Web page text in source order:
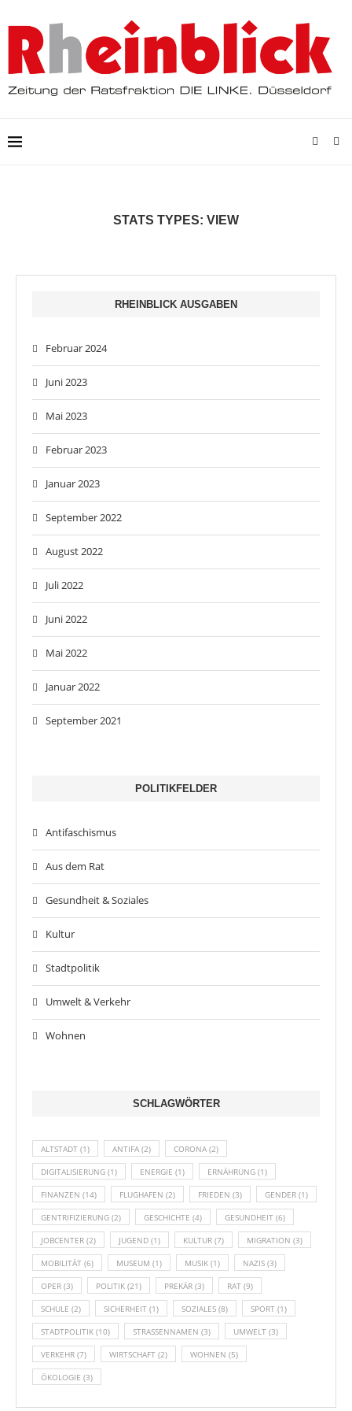
STATS TYPES: VIEW
RHEINBLICK AUSGABEN
Februar 2024
Juni 2023
Mai 2023
Februar 2023
Januar 2023
September 2022
August 2022
Juli 2022
Juni 2022
Mai 2022
Januar 2022
September 2021
POLITIKFELDER
Antifaschismus
Aus dem Rat
Gesundheit & Soziales
Kultur
Stadtpolitik
Umwelt & Verkehr
Wohnen
SCHLAGWÖRTER
ALTSTADT (1) ANTIFA (2) CORONA (2)
DIGITALISIERUNG (1) ENERGIE (1) ERNÄHRUNG (1)
FINANZEN (14) FLUGHAFEN (2) FRIEDEN (3) GENDER (1)
GENTRIFIZIERUNG (2) GESCHICHTE (4) GESUNDHEIT (6)
JOBCENTER (2) JUGEND (1) KULTUR (7) MIGRATION (3)
MOBILITÄT (6) MUSEUM (1) MUSIK (1) NAZIS (3)
OPER (3) POLITIK (21) PREKÄR (3) RAT (9)
SCHULE (2) SICHERHEIT (1) SOZIALES (8) SPORT (1)
STADTPOLITIK (10) STRASSENNAMEN (3) UMWELT (3)
VERKEHR (7) WIRTSCHAFT (2) WOHNEN (5)
ÖKOLOGIE (3)